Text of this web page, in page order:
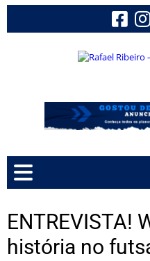
ENTREVISTA!
história no